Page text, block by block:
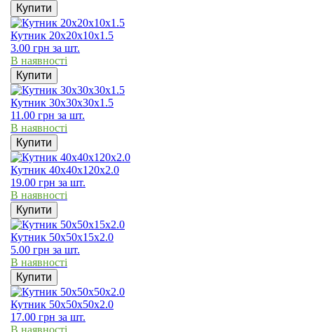
Купити
Кутник 20х20х10х1.5
3.00 грн за шт.
В наявності
Купити
Кутник 30х30х30х1.5
11.00 грн за шт.
В наявності
Купити
Кутник 40х40х120х2.0
19.00 грн за шт.
В наявності
Купити
Кутник 50х50х15х2.0
5.00 грн за шт.
В наявності
Купити
Кутник 50х50х50х2.0
17.00 грн за шт.
В наявності